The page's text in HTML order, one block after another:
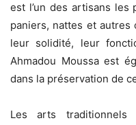
est l’un des artisans les
paniers, nattes et
leur solidité, leur
Ahmadou Moussa est
dans la préservation de
Les arts